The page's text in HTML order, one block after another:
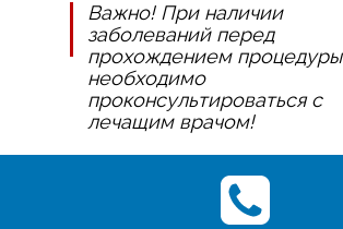
Важно! При наличии
заболеваний перед
прохождением процедуры
необходимо
проконсультироваться с
лечащим врачом!